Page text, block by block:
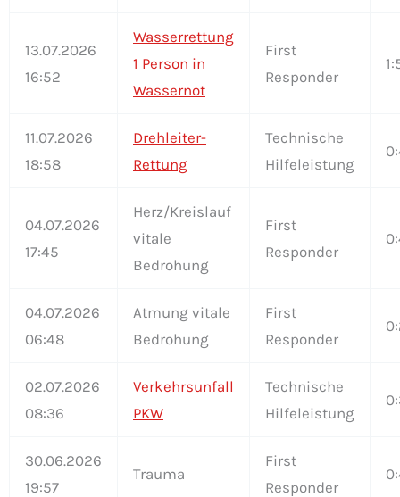
13.07.2026
16:52
Wasserrettung
1 Person in
Wassernot
First
Responder
11.07.2026
18:58
Drehleiter-
Rettung
Technische
Hilfeleistung
04.07.2026
17:45
Herz/Kreislauf
vitale
Bedrohung
First
Responder
04.07.2026
06:48
Atmung vitale
Bedrohung
First
Responder
02.07.2026
08:36
Verkehrsunfall
PKW
Technische
Hilfeleistung
30.06.2026
19:57
Trauma
First
Responder